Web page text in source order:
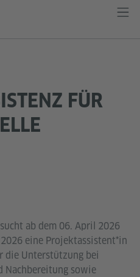
FÜR
ab dem 06. April 2026
eine Projektassistent*in
die Unterstützung bei
Nachbereitung sowie